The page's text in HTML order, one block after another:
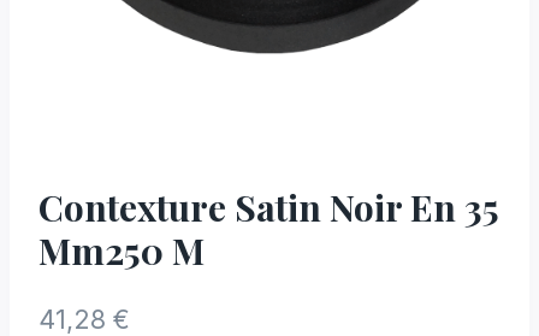
Contexture Satin Noir En 35
Mm250 M
41,28 €